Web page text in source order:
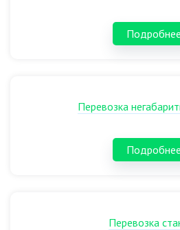
Подробнее
Перевозка
Подробнее
Перевозка